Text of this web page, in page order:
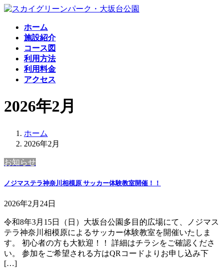
コ
プ
ナ
動
ホーム
施設紹介
コース図
利用方法
利用料金
アクセス
2026年2月
ホーム
2026年2月
お知らせ
ノジマステラ神奈川相模原 サッカー体験教室開催！！
2026年2月24日
令和8年3月15日（日）大坂台公園多目的広場にて、ノジマス
テラ神奈川相模原によるサッカー体験教室を開催いたしま
す。 初心者の方も大歓迎！！ 詳細はチラシをご確認くださ
い。 参加をご希望される方はQRコードよりお申し込み下
[…]